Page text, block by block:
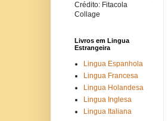
Crédito: Fitacola
Collage
Livros em Lingua
Estrangeira
Lingua Espanhola
Lingua Francesa
Lingua Holandesa
Lingua Inglesa
Lingua Italiana